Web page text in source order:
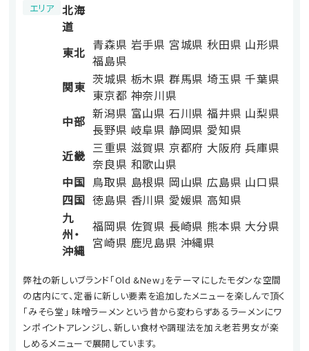
エリア
北海
道
東北 青森県 岩手県 宮城県 秋田県 山形県
福島県
関東 茨城県 栃木県 群馬県 埼玉県 千葉県
東京都 神奈川県
中部 新潟県 富山県 石川県 福井県 山梨県
長野県 岐阜県 静岡県 愛知県
近畿 三重県 滋賀県 京都府 大阪府 兵庫県
奈良県 和歌山県
中国 鳥取県 島根県 岡山県 広島県 山口県
四国 徳島県 香川県 愛媛県 高知県
九
州・
沖縄
福岡県 佐賀県 長崎県 熊本県 大分県
宮崎県 鹿児島県 沖縄県
弊社の新しいブランド「Old &New」をテーマにしたモダンな空間
の店内にて、定番に新しい要素を追加したメニューを楽しんで頂く
「みそら堂」 味噌ラーメンという昔から変わらずあるラーメンにワ
ンポイントアレンジし、新しい食材や調理法を加え老若男女が楽
しめるメニューで展開しています。